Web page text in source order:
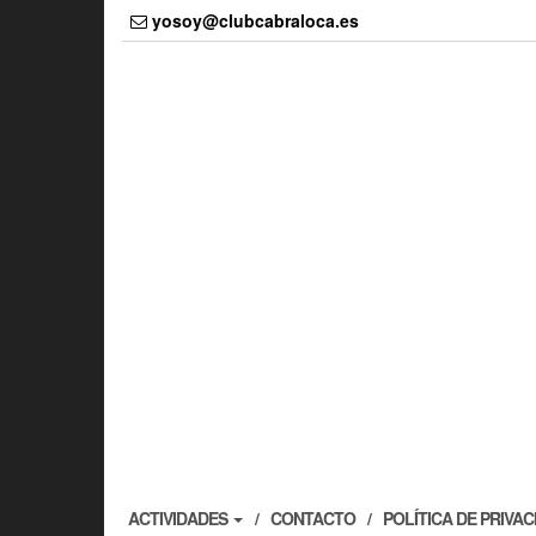
yosoy@clubcabraloca.es
ACTIVIDADES CONTACTO POLÍTICA DE